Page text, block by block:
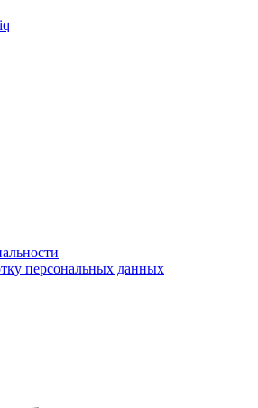
персональных данных